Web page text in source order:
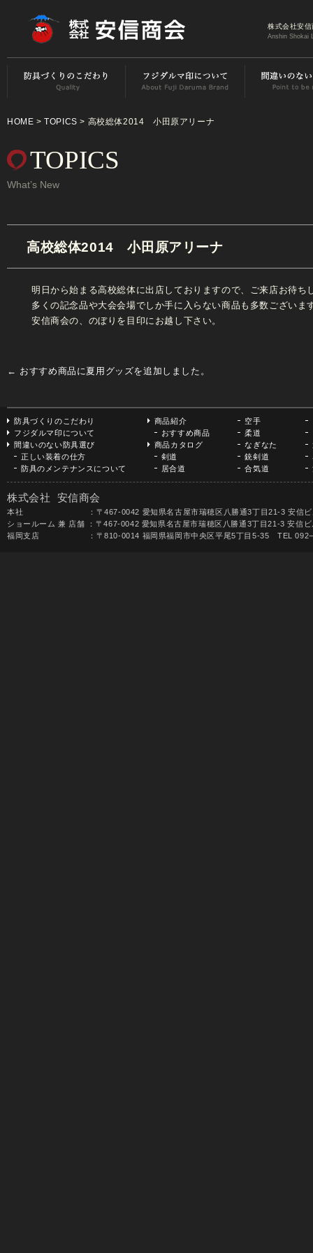
株式会社安
Anshin Shokai
HOME >TOPICS > 高校総体2014 小田原アリーナ
TOPICS
What’s New
高校総体2014 小田原アリーナ
明日から始まる高校総体に出店しておりますので、ご来店お待ち
多くの記念品や大会会場でしか手に入らない商品も多数ございま
安信商会の、のぼりを目印にお越し下さい。
← おすすめ商品に夏用グッズを追加しました。
防具づくりのこだわり
フジダルマ印について
間違いのない防具選び
正しい装着の仕方
防具のメンテナンスについて
商品紹介
おすすめ商品
商品カタログ
剣道
居合道
空手
柔道
なぎなた
銃剣道
合気道
株式会社 安信商会
本社 ：〒467-0042 愛知県名古屋市瑞穂区八勝通3丁目21-3 安信ビル
ショールーム 兼 店舗 ：〒467-0042 愛知県名古屋市瑞穂区八勝通3丁目21-3 安
福岡支店 ：〒810-0014 福岡県福岡市中央区平尾5丁目5-35 TEL